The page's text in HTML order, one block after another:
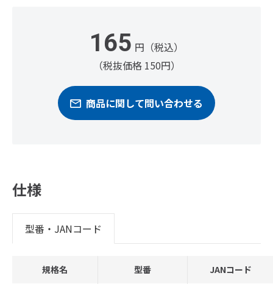
165 円（税込）
（税抜価格 150円）
商品に関して問い合わせる
仕様
型番・JANコード
規格名 型番 JANコード